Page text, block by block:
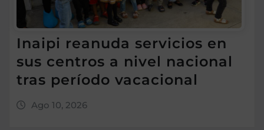
Inaipi reanuda servicios en
sus centros a nivel nacional
tras período vacacional
Ago 10, 2026